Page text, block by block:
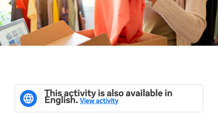
This activity is also available in
English. View activity